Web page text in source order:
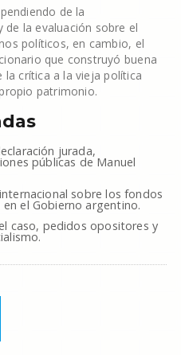
de la
la evaluación sobre el
políticos, en cambio, el
que construyó buena
la crítica a la vieja política
patrimonio.
jurada,
públicas de Manuel
sobre los fondos
el Gobierno argentino.
caso, pedidos opositores y